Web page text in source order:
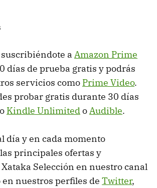
a Amazon Prime
días de prueba gratis y podrás
servicios como Prime Video.
probar gratis durante 30 días
Kindle UnlimitedoAudible.
día y en cada momento
principales ofertas y
Selección en nuestro canal
en nuestros perfiles de Twitter,